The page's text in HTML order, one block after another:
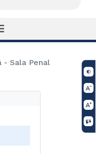
- Sala Penal